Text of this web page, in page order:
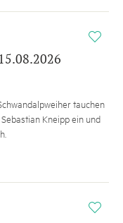
i
tauchen
Kneipp ein und
i